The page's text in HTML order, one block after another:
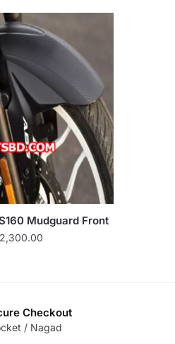
Mudguard Front
2,300.00
Checkout
/ Nagad